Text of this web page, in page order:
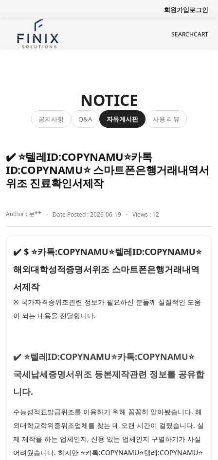
회원가입로그인
SEARCHCART
NOTICE
공지사항 Q&A 자유게시판 사용 리뷰
✔️ ⭐텔레ID:COPYNAMU⭐카톡
ID:COPYNAMU⭐ 스마트폰은행거래내역서
위조 진료확인서제작
Author : 문** Date Posted : 2026-06-19 Views : 12
✔️ $ ⭐카톡:COPYNAMU⭐텔레ID:COPYNAMU⭐
해외대학성적증명서위조 스마트폰은행거래내역
서제작
※ 국가자격증위조관련 정보가 필요하신 분들께 실질적인 도움
이 되는 내용을 전달합니다.
✔️ ⭐텔레ID:COPYNAMU⭐카톡:COPYNAMU⭐
국세납세증명서위조 등본제작관련 정보를 공유합
니다.
수능성적표발급위조를 이용하기 위해 꼼꼼히 알아봤습니다. 해
외대학교학위증위조업체를 찾는 데 오랜 시간이 걸렸습니다. 실
제 제작을 하는 업체인지, 신용 있는 업체인지 구별하기가 사실
어려웠습니다. 하지만 ⭐카톡:COPYNAMU⭐텔레:COPYNAMU⭐